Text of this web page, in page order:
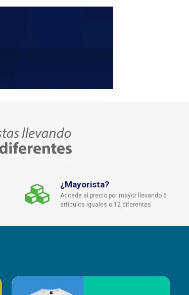
¿Mayorista?
Accede al precio por mayor llevando 6
artículos iguales o 12 diferentes